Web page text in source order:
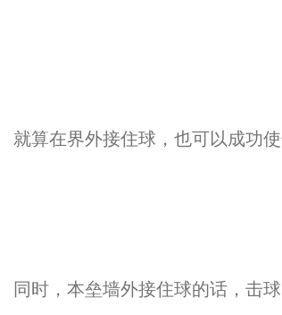
就算在界外接住球，也可以成功
同时，本垒墙外接住球的话，击